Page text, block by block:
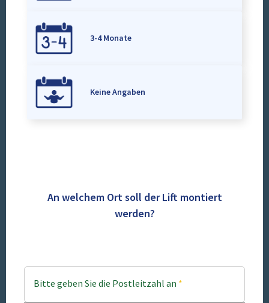
3-4 Monate
Keine Angaben
An welchem Ort soll der Lift montiert
werden?
Bitte geben Sie die Postleitzahl an *